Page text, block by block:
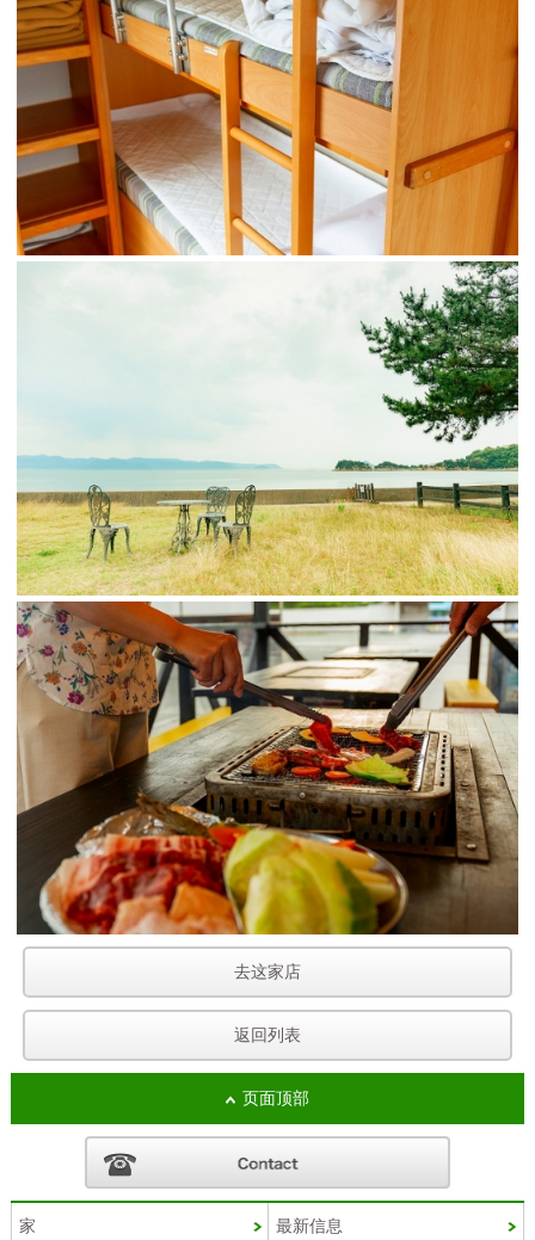
去这家店
返回列表
页面顶部
家 最新信息